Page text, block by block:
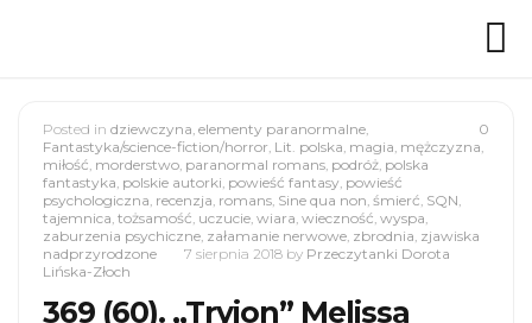
0
Posted in dziewczyna, elementy paranormalne,
Fantastyka/science-fiction/horror, Lit. polska, magia, mężczyzna,
miłość, morderstwo, paranormal romans, podróż, polska
fantastyka, polskie autorki, powieść fantasy, powieść
psychologiczna, recenzja, romans, Sine qua non, śmierć, SQN,
tajemnica, tożsamość, uczucie, wiara, wieczność, wyspa,
zaburzenia psychiczne, załamanie nerwowe, zbrodnia, zjawiska
nadprzyrodzone
7 sierpnia 2018 by Przeczytanki Dorota
Lińska-Złoch
369 (60). „Tryjon” Melissa